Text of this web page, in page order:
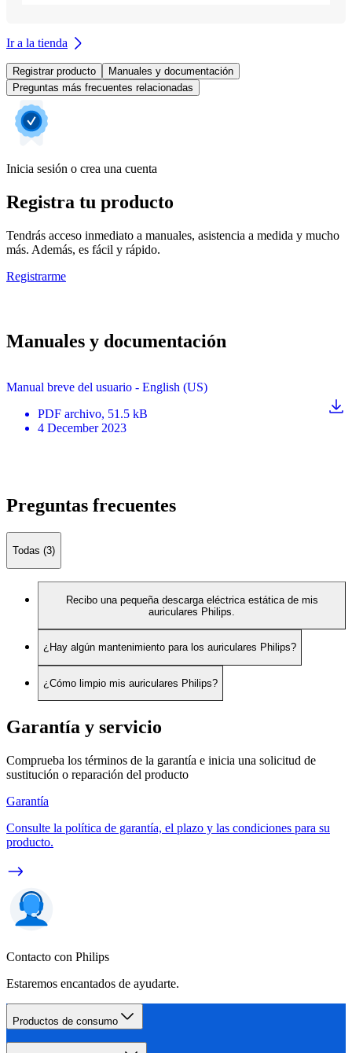
Ir a la tienda
Registrar producto
Manuales y documentación
Preguntas más frecuentes relacionadas
Inicia sesión o crea una cuenta
Registra tu producto
Tendrás acceso inmediato a manuales, asistencia a medida y mucho
más. Además, es fácil y rápido.
Registrarme
Manuales y documentación
Manual breve del usuario - English (US)
PDF archivo, 51.5 kB
4 December 2023
Preguntas frecuentes
Todas (3)
Recibo una pequeña descarga eléctrica estática de mis
auriculares Philips.
¿Hay algún mantenimiento para los auriculares Philips?
¿Cómo limpio mis auriculares Philips?
Garantía y servicio
Comprueba los términos de la garantía e inicia una solicitud de
sustitución o reparación del producto
Garantía
Consulte la política de garantía, el plazo y las condiciones para su
producto.
Contacto con Philips
Estaremos encantados de ayudarte.
Productos de consumo